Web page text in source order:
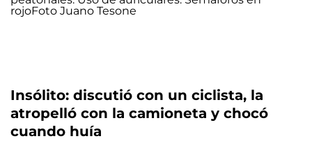
Insólito: discutió con un ciclista, la
atropelló con la camioneta y chocó
cuando huía